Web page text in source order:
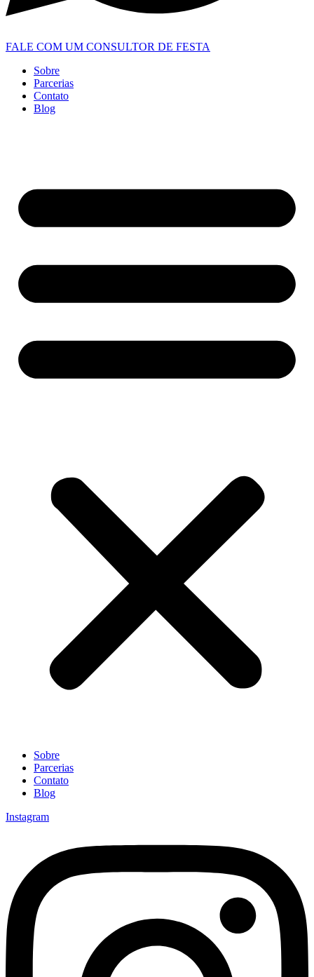
FALE COM UM CONSULTOR DE FESTA
Sobre
Parcerias
Contato
Blog
Sobre
Parcerias
Contato
Blog
Instagram